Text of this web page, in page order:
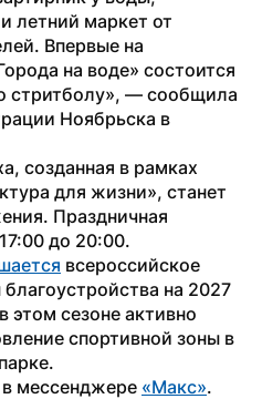
летний маркет от
Впервые на
на воде» состоится
стритболу», — сообщила
Ноябрьска в
созданная в рамках
для жизни», станет
Праздничная
до 20:00.
всероссийское
на 2027
этом сезоне активно
спортивной зоны в
мессенджере «Макс».